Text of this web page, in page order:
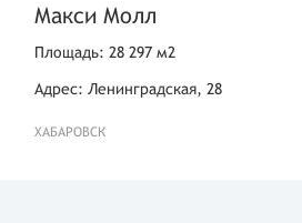
Макси Молл
Площадь: 28 297 м2
Адрес: Ленинградская, 28
ХАБАРОВСК